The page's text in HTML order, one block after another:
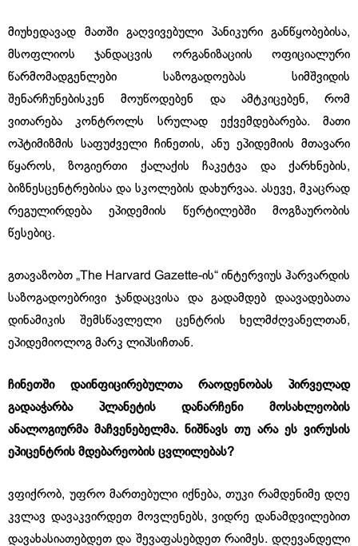
მიუხედავად მათში გაღვივებული პანიკური განწყობებისა,
მსოფლიოს ჯანდაცვის ორგანიზაციის ოფიციალური
წარმომადგენლები საზოგადოებას სიმშვიდის
შენარჩუნებისკენ მოუწოდებენ და ამტკიცებენ, რომ
ვითარება კონტროლს სრულად ექვემდებარება. მათი
ოპტიმიზმის საფუძველი ჩინეთის, ანუ ეპიდემიის მთავარი
წყაროს, ზოგიერთი ქალაქის ჩაკეტვა და ქარხნების,
ბიზნესცენტრებისა და სკოლების დახურვაა. ასევე, მკაცრად
რეგულირდება ეპიდემიის წერტილებში მოგზაურობის
წესებიც.
გთავაზობთ „The Harvard Gazette-ის“ ინტერვიუს ჰარვარდის
საზოგადოებრივი ჯანდაცვისა და გადამდებ დაავადებათა
დინამიკის შემსწავლელი ცენტრის ხელმძღვანელთან,
ეპიდემიოლოგ მარკ ლიპსიჩთან.
ჩინეთში დაინფიცირებულთა რაოდენობას პირველად
გადააჭარბა პლანეტის დანარჩენი მოსახლეობის
ანალოგიურმა მაჩვენებელმა. ნიშნავს თუ არა ეს ვირუსის
ეპიცენტრის მდებარეობის ცვლილებას?
ვფიქრობ, უფრო მართებული იქნება, თუკი რამდენიმე დღე
კვლავ დავაკვირდეთ მოვლენებს, ვიდრე დანამდვილებით
დავახასიათებდეთ და შევაფასებდეთ რაიმეს. დღევანდელი